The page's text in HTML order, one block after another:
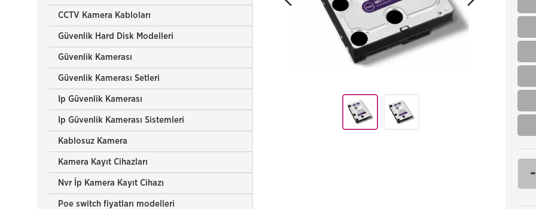
CCTV Kamera Kabloları
Güvenlik Hard Disk Modelleri
Güvenlik Kamerası
Güvenlik Kamerası Setleri
Ip Güvenlik Kamerası
Ip Güvenlik Kamerası Sistemleri
Kablosuz Kamera
Kamera Kayıt Cihazları
Nvr İp Kamera Kayıt Cihazı
Poe switch fiyatları modelleri
-